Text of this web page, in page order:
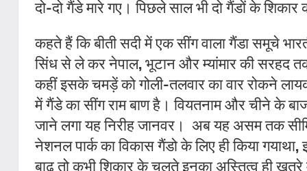
दो-दो गैंडे मारे गए। पिछले साल भी दो गैंडों के शिकार
कहते हैं कि बीती सदी में एक सींग वाला गैंडा समूचे
सिंध से ले कर नेपाल,भूटान और म्यांमार की सरहद
कहीं इसके चमड़ें को गोली-तलवार का वार रोकने
में गैंडे का सींग राम बाण है। वियतनाम और चीने के
जाने लगा यह निरीह जानवर। अब यह असम तक
नेशनल पार्क का विकास गैंडो के लिए ही किया गयाथा,
बाढ़ तो कभी शिकार के चलते इनका अस्तित्व ही